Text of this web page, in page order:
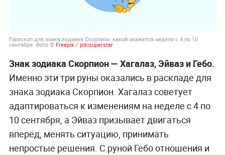
Гороскоп для знака зодиака Скорпион: какой окажется неделя с 4 по 10
сентября. Фото © Freepik / pikisuperstar
Знак зодиака Скорпион — Хагалаз, Эйваз и Гебо.
Именно эти три руны оказались в раскладе для
знака зодиака Скорпион. Хагалаз советует
адаптироваться к изменениям на неделе с 4 по
10 сентября, а Эйваз призывает двигаться
вперёд, менять ситуацию, принимать
непростые решения. С руной Гебо отношения и